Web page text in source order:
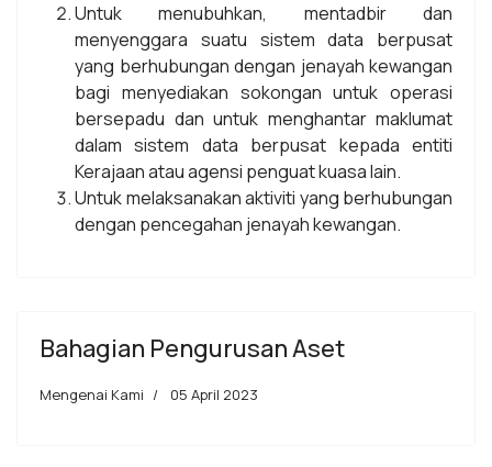
Untuk menubuhkan, mentadbir dan
menyenggara suatu sistem data berpusat
yang berhubungan dengan jenayah kewangan
bagi menyediakan sokongan untuk operasi
bersepadu dan untuk menghantar maklumat
dalam sistem data berpusat kepada entiti
Kerajaan atau agensi penguat kuasa lain.
Untuk melaksanakan aktiviti yang berhubungan
dengan pencegahan jenayah kewangan.
Bahagian Pengurusan Aset
Mengenai Kami 05 April 2023